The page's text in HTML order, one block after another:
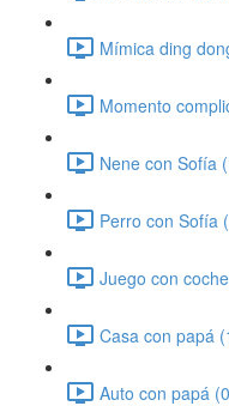
Mímica ding
Momento
Nene con Sofía
Perro con Sofía
Juego con
Casa con papá
Auto con papá